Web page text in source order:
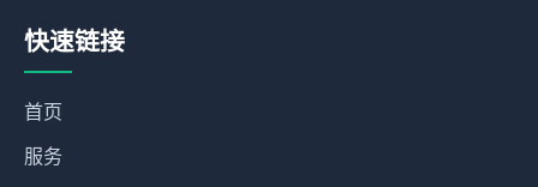
快速链接
首页
服务